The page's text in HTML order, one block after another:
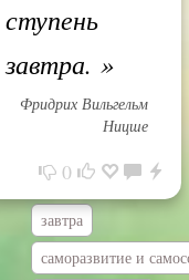
ступень
завтра. »
Фридрих Вильгельм
Ницше
0
завтра
саморазвитие и